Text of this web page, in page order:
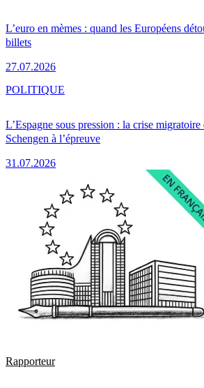
L’euro en mèmes : quand les Européens
billets
27.07.2026
L’Espagne sous pression : la crise migratoire
Schengen à l’épreuve
31.07.2026
POLITIQUE
Rapporteur